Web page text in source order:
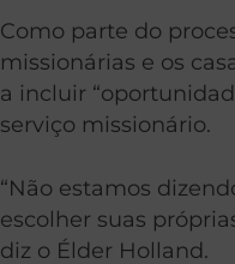
Como parte do
missionárias e os
a incluir
serviço missionário.
“Não estamos
escolher suas
diz o Élder Holland.